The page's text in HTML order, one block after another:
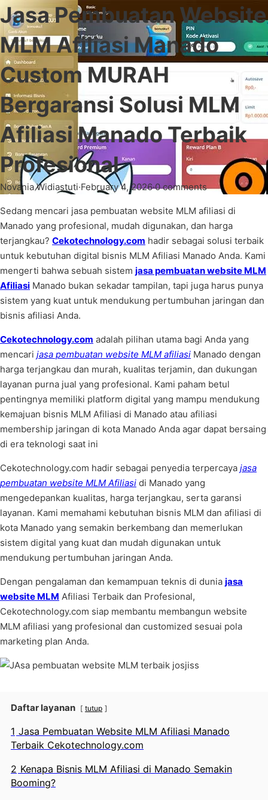
Jasa Pembuatan Website
MLM Afiliasi Manado
Custom MURAH
Bergaransi Solusi MLM
Afiliasi Manado Terbaik
Profesional
Novania Widiastuti·February 4, 2026·0 comments
Sedang mencari jasa pembuatan website MLM afiliasi di
Manado yang profesional, mudah digunakan, dan harga
terjangkau? Cekotechnology.com hadir sebagai solusi terbaik
untuk kebutuhan digital bisnis MLM Afiliasi Manado Anda. Kami
mengerti bahwa sebuah sistem jasa pembuatan website MLM
Afiliasi Manado bukan sekadar tampilan, tapi juga harus punya
sistem yang kuat untuk mendukung pertumbuhan jaringan dan
bisnis afiliasi Anda.
Cekotechnology.com adalah pilihan utama bagi Anda yang
mencari jasa pembuatan website MLM afiliasi Manado dengan
harga terjangkau dan murah, kualitas terjamin, dan dukungan
layanan purna jual yang profesional. Kami paham betul
pentingnya memiliki platform digital yang mampu mendukung
kemajuan bisnis MLM Afiliasi di Manado atau afiliasi
membership jaringan di kota Manado Anda agar dapat bersaing
di era teknologi saat ini
Cekotechnology.com hadir sebagai penyedia terpercaya jasa
pembuatan website MLM Afiliasi di Manado yang
mengedepankan kualitas, harga terjangkau, serta garansi
layanan. Kami memahami kebutuhan bisnis MLM dan afiliasi di
kota Manado yang semakin berkembang dan memerlukan
sistem digital yang kuat dan mudah digunakan untuk
mendukung pertumbuhan jaringan Anda.
Dengan pengalaman dan kemampuan teknis di dunia jasa
website MLM Afiliasi Terbaik dan Profesional,
Cekotechnology.com siap membantu membangun website
MLM afiliasi yang profesional dan customized sesuai pola
marketing plan Anda.
Daftar layanan tutup
1 Jasa Pembuatan Website MLM Afiliasi Manado
Terbaik Cekotechnology.com
2 Kenapa Bisnis MLM Afiliasi di Manado Semakin
Booming?